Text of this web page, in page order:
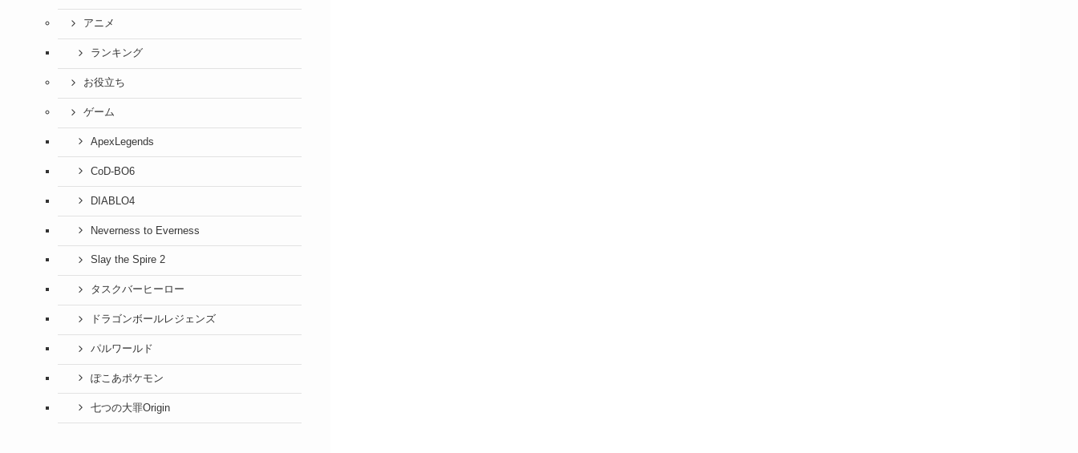
アニメ
ランキング
お役立ち
ゲーム
ApexLegends
CoD-BO6
DIABLO4
Neverness to Everness
Slay the Spire 2
タスクバーヒーロー
ドラゴンボールレジェンズ
パルワールド
ぽこあポケモン
七つの大罪Origin